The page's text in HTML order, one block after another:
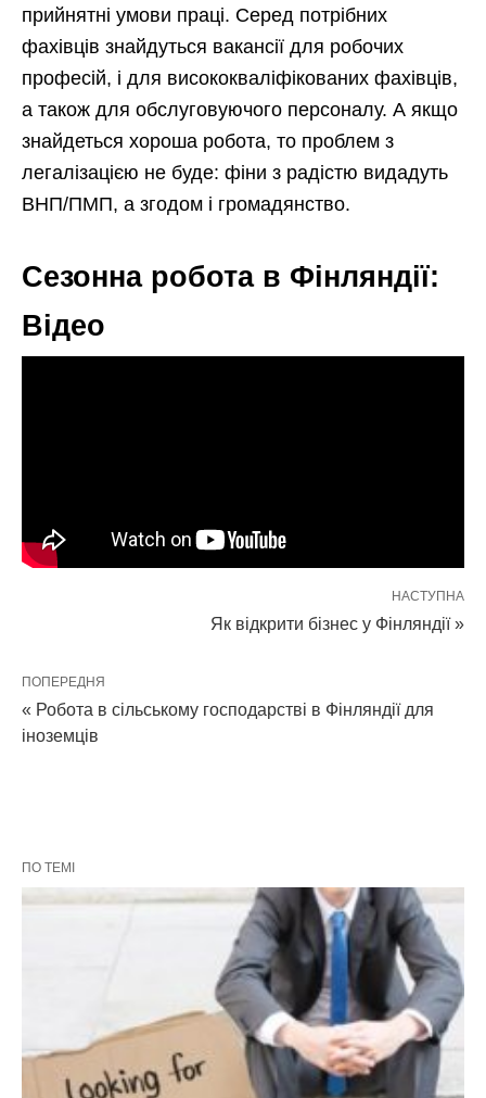
прийнятні умови праці. Серед потрібних
фахівців знайдуться вакансії для робочих
професій, і для висококваліфікованих фахівців,
а також для обслуговуючого персоналу. А якщо
знайдеться хороша робота, то проблем з
легалізацією не буде: фіни з радістю видадуть
ВНП/ПМП, а згодом і громадянство.
Сезонна робота в Фінляндії:
Відео
НАСТУПНА
Як відкрити бізнес у Фінляндії »
ПОПЕРЕДНЯ
« Робота в сільському господарстві в Фінляндії для
іноземців
ПО ТЕМІ